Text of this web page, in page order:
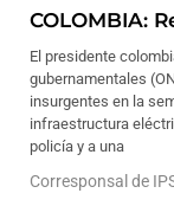
COLOMBIA:
El presidente
gubernamentales
insurgentes en la
infraestructura
policía y a una
Corresponsal de